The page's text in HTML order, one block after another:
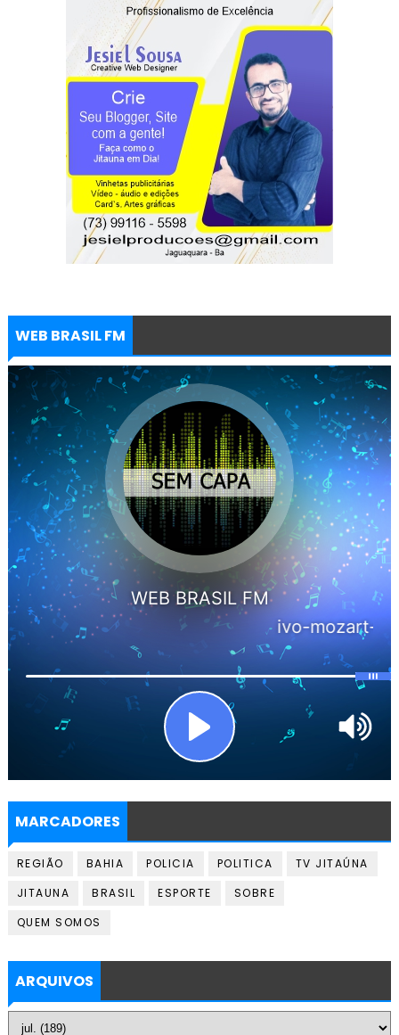
WEB BRASIL FM
MARCADORES
REGIÃO BAHIA POLICIA POLITICA
TV JITAÚNA
JITAUNA
BRASIL ESPORTE
SOBRE
QUEM SOMOS
ARQUIVOS